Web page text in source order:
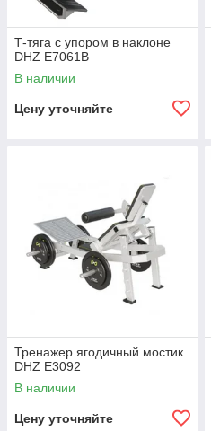
Т-тяга с упором в наклоне
DHZ E7061B
В наличии
Цену уточняйте
Тренажер ягодичный мостик
DHZ E3092
В наличии
Цену уточняйте